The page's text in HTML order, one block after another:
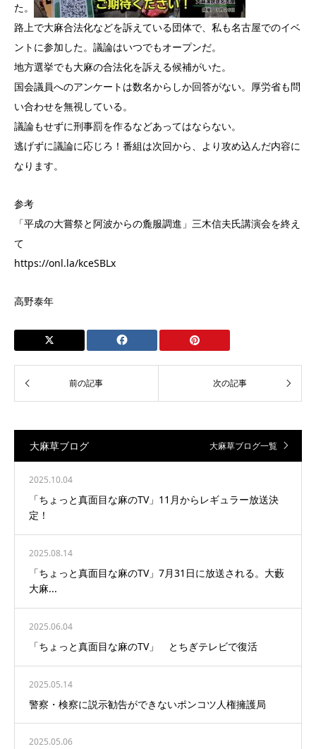
た。
路上で大麻合法化などを訴えている団体で、私も名古屋でのイベ
ントに参加した。議論はいつでもオープンだ。
地方選挙でも大麻の合法化を訴える候補がいた。
国会議員へのアンケートは数名からしか回答がない。厚労省も問
い合わせを無視している。
議論もせずに刑事罰を作るなどあってはならない。
逃げずに議論に応じろ！番組は次回から、より攻め込んだ内容に
なります。
参考
「平成の大嘗祭と阿波からの麁服調進」三木信夫氏講演会を終え
て
https://onl.la/kceSBLx
高野泰年
大麻草ブログ 大麻草ブログ一覧
2025.10.04
「ちょっと真面目な麻のTV」11月からレギュラー放送決
定！
2025.08.14
「ちょっと真面目な麻のTV」7月31日に放送される。大藪
大麻...
2025.06.04
「ちょっと真面目な麻のTV」 とちぎテレビで復活
2025.05.14
警察・検察に説示勧告ができないポンコツ人権擁護局
2025.05.06